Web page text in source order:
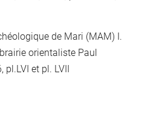
de Mari (MAM) I.
orientaliste Paul
et pl. LVII